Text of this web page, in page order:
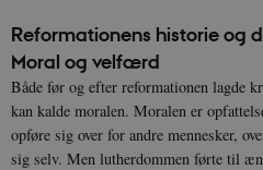
Reformationens historie og
Moral og velfærd
Både før og efter reformationen lagde
kan kalde moralen. Moralen er
opføre sig over for andre mennesker,
sig selv. Men lutherdommen førte til